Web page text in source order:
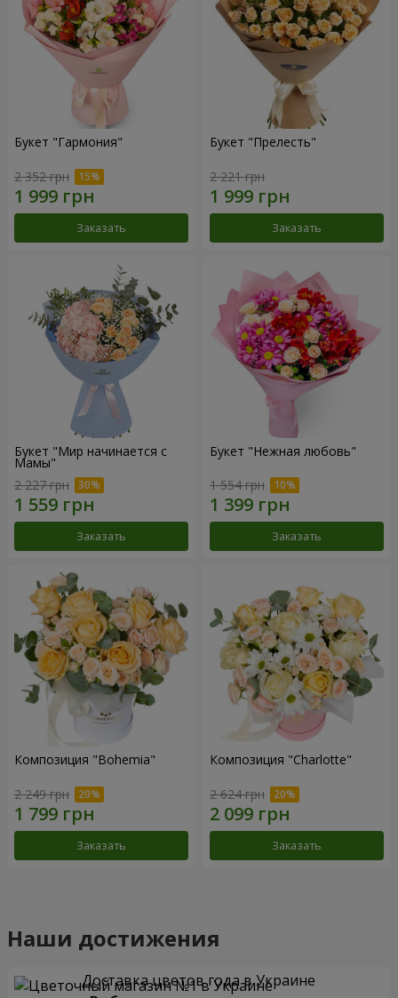
Букет "Гармония"
2 352 грн
Заказать
Букет "Прелесть"
2 221 грн
Заказать
Букет "Мир начинается с
Мамы"
2 227 грн
Заказать
Букет "Нежная любовь"
1 554 грн
Заказать
Композиция "Bohemia"
2 249 грн
Заказать
Композиция "Charlotte"
2 624 грн
Заказать
Наши достижения
Доставка цветов года в Украине